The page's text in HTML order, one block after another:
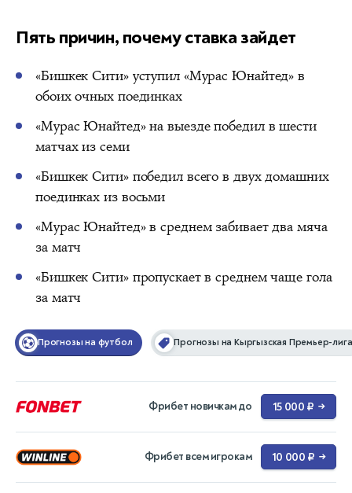
Пять причин, почему ставка зайдет
«Бишкек Сити» уступил «Мурас Юнайтед» в
обоих очных поединках
«Мурас Юнайтед» на выезде победил в шести
матчах из семи
«Бишкек Сити» победил всего в двух домашних
поединках из восьми
«Мурас Юнайтед» в среднем забивает два мяча
за матч
«Бишкек Сити» пропускает в среднем чаще гола
за матч
Прогнозы на футбол Прогнозы на Кыргызская Премьер-лига
Фрибет новичкам до 15 000 ₽ →
Фрибет всем игрокам 10 000 ₽ →